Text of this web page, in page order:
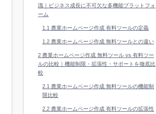
識｜ビジネス成長に不可欠な多機能プラットフォ
ーム
1.1 農業ホームページ作成 有料ツールの定義
1.2 農業ホームページ作成 無料ツールとの違い
2 農業ホームページ作成 無料ツール vs 有料ツー
ルの比較｜機能制限・拡張性・サポートを徹底比
較
2.1 農業ホームページ作成 無料ツールの機能制
限比較
2.2 農業ホームページ作成 有料ツールの拡張性